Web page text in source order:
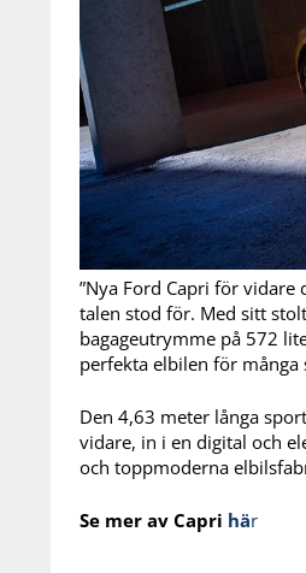
”Nya Ford Capri för
talen stod för. Med sitt
bagageutrymme på 572
perfekta elbilen för många
Den 4,63 meter långa
vidare, in i en digital och
och toppmoderna
Se mer av Capri här